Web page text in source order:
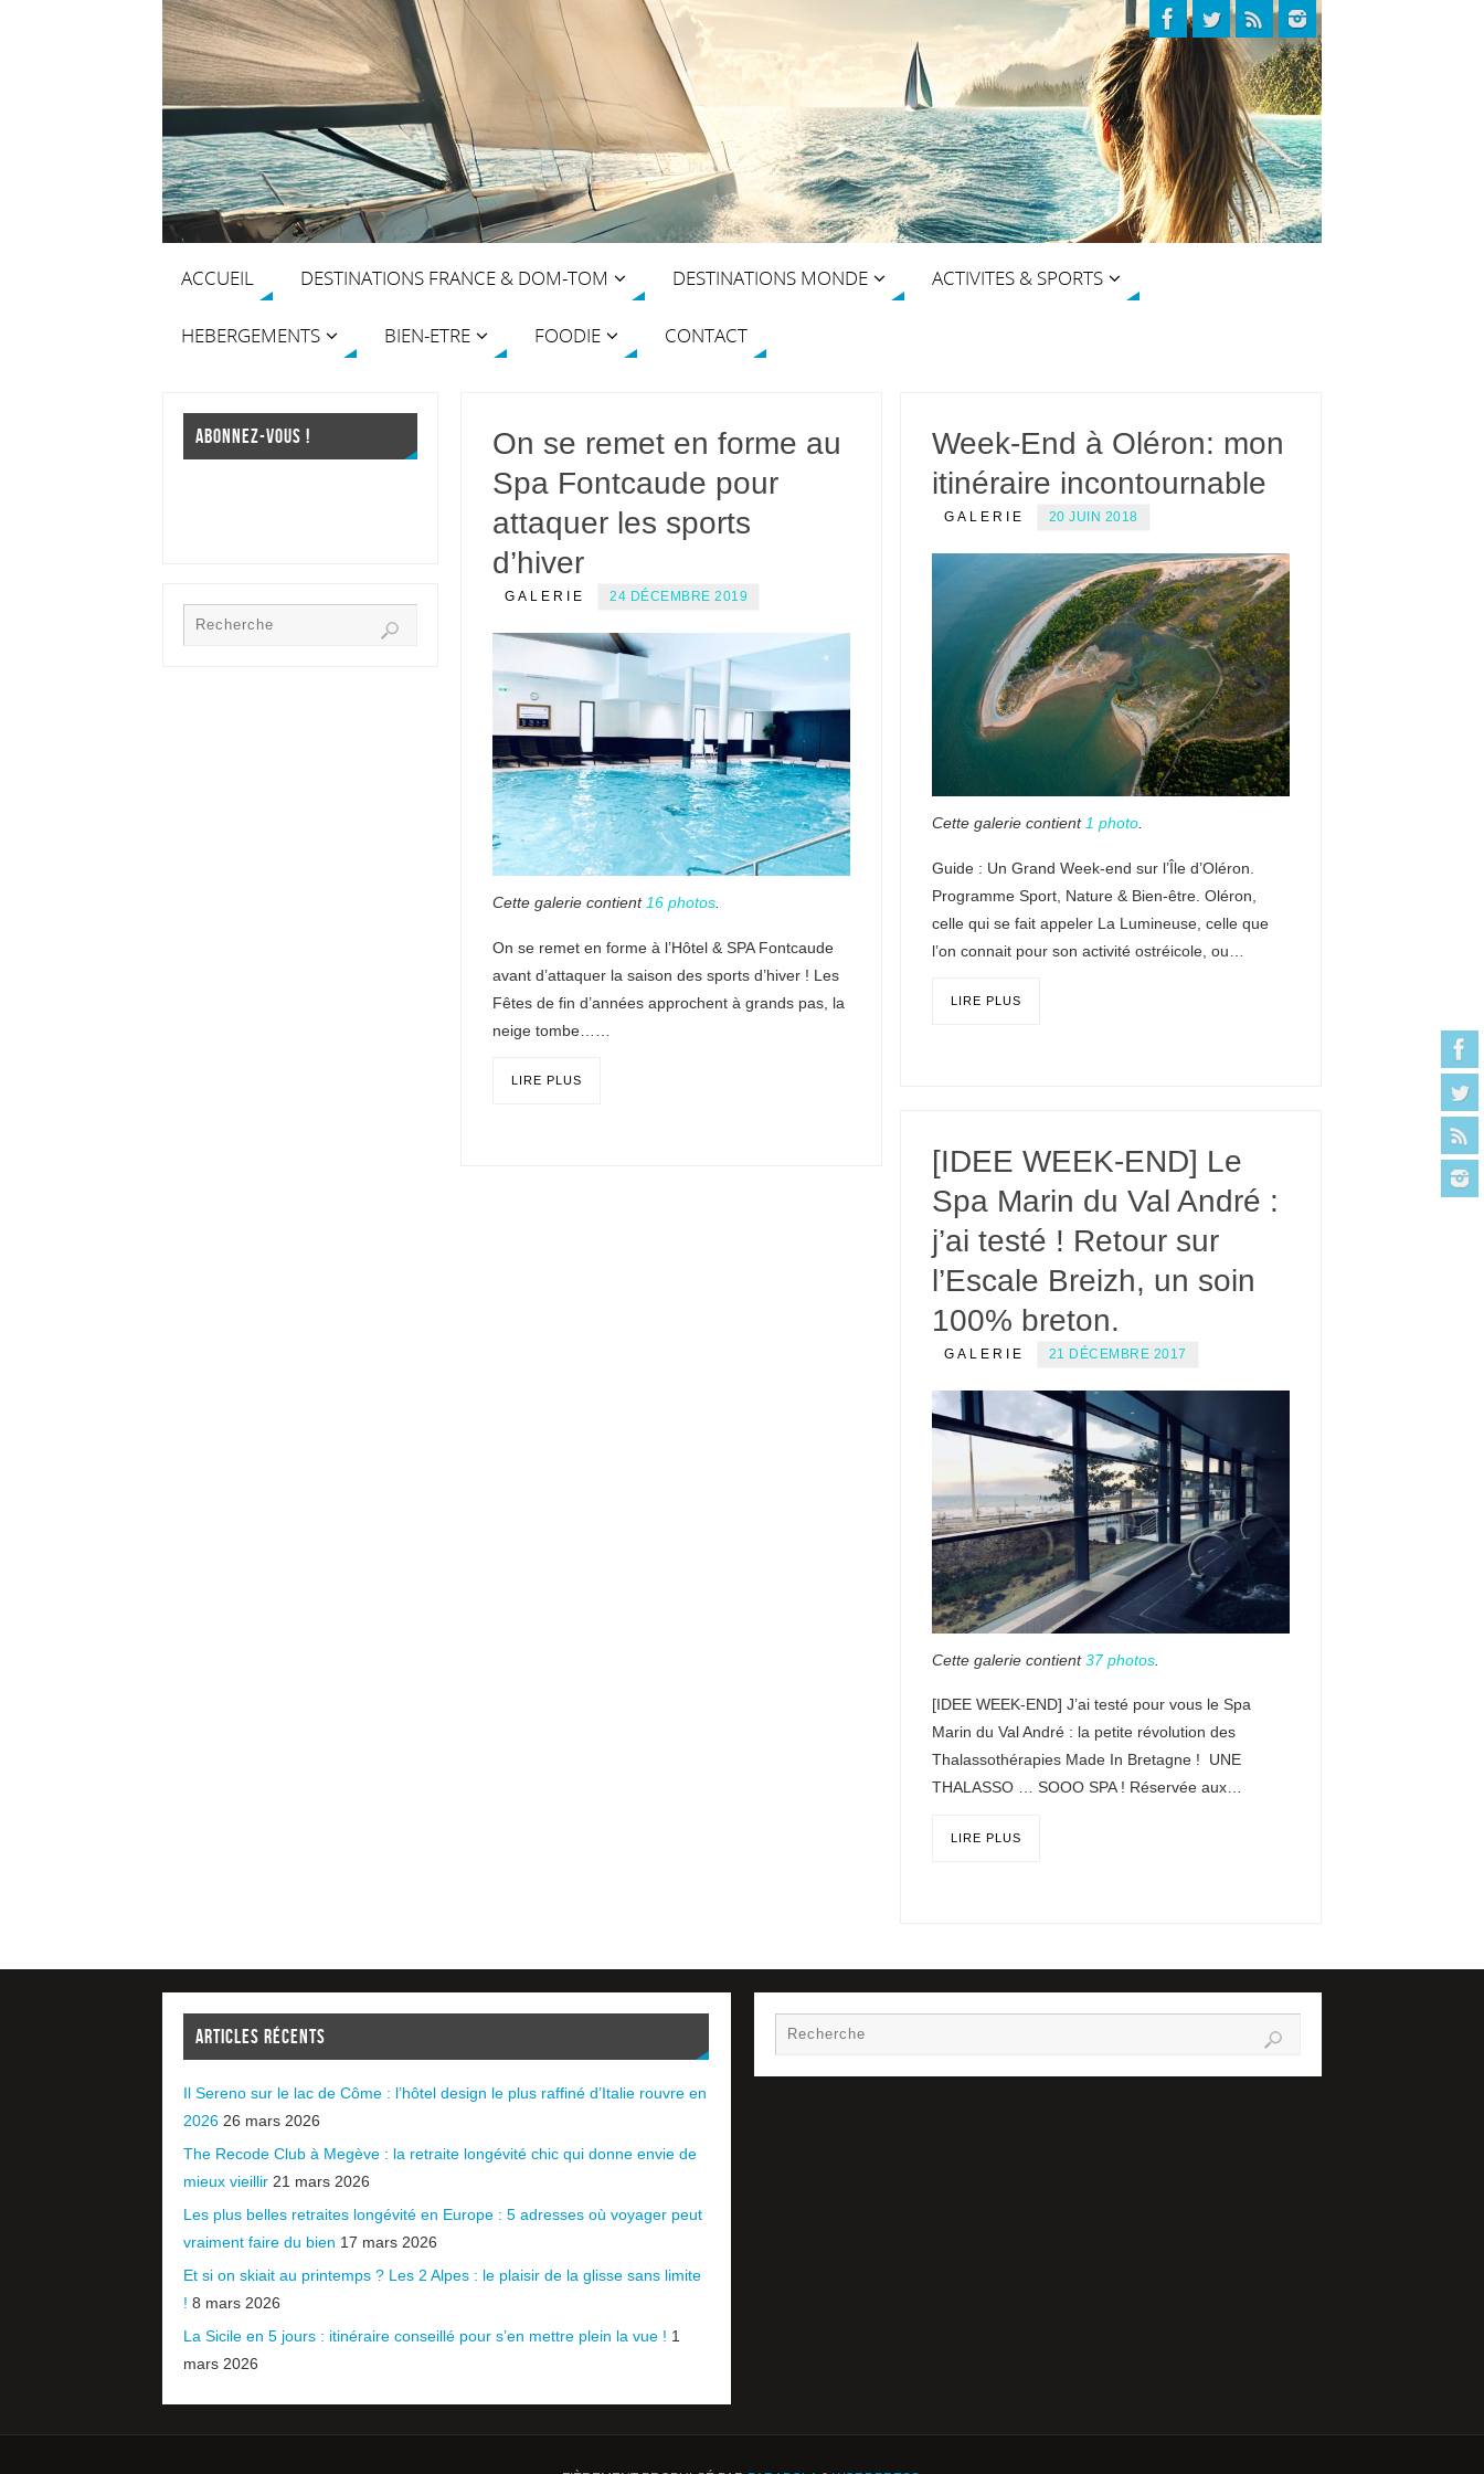
ACCUEIL DESTINATIONS FRANCE & DOM-TOM DESTINATIONS MONDE ACTIVITES & SPORTS
HEBERGEMENTS BIEN-ETRE FOODIE CONTACT
On se remet en forme au
Spa Fontcaude pour
attaquer les sports
d’hiver
GALERIE 24 DÉCEMBRE 2019
Cette galerie contient 16 photos
On se remet en forme à l’Hôtel & SPA Fontcaude
avant d’attaquer la saison des sports d’hiver ! Les
Fêtes de fin d’années approchent à grands pas, la
neige tombe……
LIRE PLUS
Week-End à Oléron: mon
itinéraire incontournable
GALERIE 20 JUIN 2018
Cette galerie contient 1 photo.
Guide : Un Grand Week-end sur l’Île d’Oléron.
Programme Sport, Nature & Bien-être. Oléron,
celle qui se fait appeler La Lumineuse, celle que
l’on connait pour son activité ostréicole, ou…
LIRE PLUS
[IDEE WEEK-END] Le
Spa Marin du Val André :
j’ai testé ! Retour sur
l’Escale Breizh, un soin
100% breton.
GALERIE 21 DÉCEMBRE 2017
Cette galerie contient37 photos.
[IDEE WEEK-END] J’ai testé pour vous le Spa
Marin du Val André : la petite révolution des
Thalassothérapies Made In Bretagne ! UNE
THALASSO … SOOO SPA ! Réservée aux…
LIRE PLUS
ABONNEZ-VOUS !
ARTICLES RÉCENTS
Il Sereno sur le lac de Côme : l’hôtel design le plus raffiné d’Italie rouvre en
2026 26 mars 2026
The Recode Club à Megève : la retraite longévité chic qui donne envie de
mieux vieillir 21 mars 2026
Les plus belles retraites longévité en Europe : 5 adresses où voyager peut
vraiment faire du bien 17 mars 2026
Et si on skiait au printemps ? Les 2 Alpes : le plaisir de la glisse sans limite
! 8 mars 2026
La Sicile en 5 jours : itinéraire conseillé pour s’en mettre plein la vue ! 1
mars 2026